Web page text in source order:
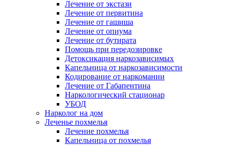
Лечение от экстази
Лечение от первитина
Лечение от гашиша
Лечение от опиума
Лечение от бутирата
Помощь при передозировке
Детоксикация наркозависимых
Капельница от наркозависимости
Кодирование от наркомании
Лечение от Габапентина
Наркологический стационар
УБОД
Нарколог на дом
Леченье похмелья
Лечение похмелья
Капельница от похмелья